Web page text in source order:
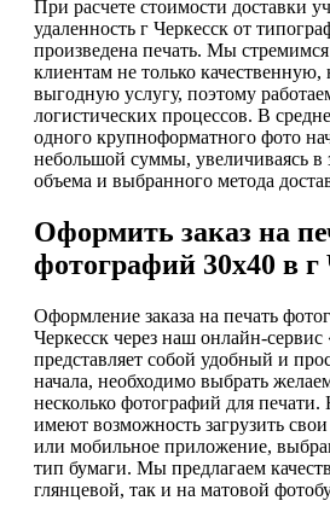
При расчете стоимости доставки
удаленность г Черкесск от
произведена печать. Мы
клиентам не только
выгодную услугу, поэтому
логистических процессов. В
одного крупноформатного фото
небольшой суммы, увеличиваясь в
объема и выбранного метода
Оформить заказ на
фотографий 30х40 в г
Оформление заказа на печать
Черкесск через наш онлайн-
представляет собой удобный и
начала, необходимо выбрать
несколько фотографий для
имеют возможность загрузить
или мобильное приложение,
тип бумаги. Мы предлагаем
глянцевой, так и на матовой